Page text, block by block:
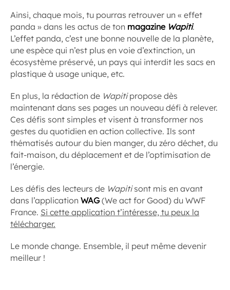
Ainsi, chaque mois, tu pourras retrouver un « effet
panda » dans les actus de ton magazine Wapiti.
L’effet panda, c’est une bonne nouvelle de la planète,
une espèce qui n’est plus en voie d’extinction, un
écosystème préservé, un pays qui interdit les sacs en
plastique à usage unique, etc.
En plus, la rédaction de Wapitipropose dès
maintenant dans ses pages un nouveau défi à relever.
Ces défis sont simples et visent à transformer nos
gestes du quotidien en action collective. Ils sont
thématisés autour du bien manger, du zéro déchet, du
fait-maison, du déplacement et de l’optimisation de
l’énergie.
Les défis des lecteurs de Wapitisont mis en avant
dans l’application WAG(We act for Good) du WWF
France. Si cette application t’intéresse, tu peux la
télécharger.
Le monde change. Ensemble, il peut même devenir
meilleur !